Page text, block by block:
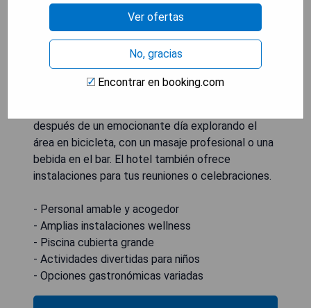
Großarl, el hotel cuenta con una de las piscinas
cubiertas más grandes de la región. Relájate en la
amplia zona wellness o date un capricho
desayunando en la habitación. Los niños pueden
divertirse en el parque infantil o jugar una partida
de ping-pong mientras los padres disfrutan del té
después de un emocionante día explorando el
área en bicicleta, con un masaje profesional o una
bebida en el bar. El hotel también ofrece
instalaciones para tus reuniones o celebraciones.
- Personal amable y acogedor
- Amplias instalaciones wellness
- Piscina cubierta grande
- Actividades divertidas para niños
- Opciones gastronómicas variadas
Ver ofertas
No, gracias
Encontrar en booking.com